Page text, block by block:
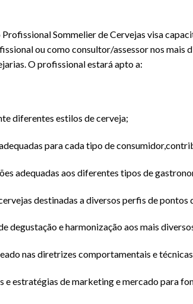
Sommelier de Cervejas visa
ou como consultor/assessor nos mais
O profissional estará apto a:
diferentes estilos de cerveja;
para cada tipo de
adequadas aos diferentes tipos de
destinadas a diversos perfis de pontos
degustação e harmonização aos mais
nas diretrizes comportamentais e
e estratégias de marketing e mercado para